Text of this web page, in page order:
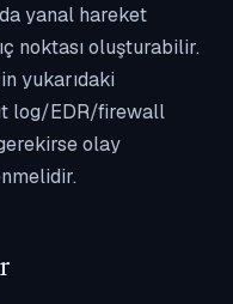
yanal hareket
noktası oluşturabilir.
yukarıdaki
log/EDR/firewall
olay